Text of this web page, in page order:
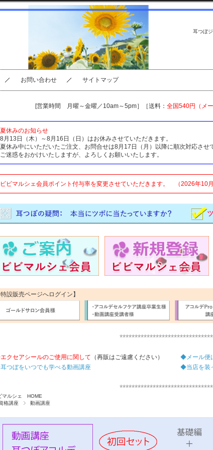
耳つぼ
お問い合わせ サイトマップ
[営業時間 月曜～金曜／10am～5pm］［送料： 全国540円（メ
夏休みのお知らせ
8月13日（木）～8月16日（日）はお休みさせていただきます。
夏休み中にいただいたご注文、お問合せは8月17日（月）以降に順次対応させ
ご迷惑をおかけいたしますが、よろしくお願いいたします。
ビビマルシェ会員ポイント付与率を変更させていただきます。 （2026年10月
設販売ページへログイン】
クセアシールのご使用に関して （再販はご遠慮ください）
◆メール便
つぼをいつでも学べる動画講座
◆当店を装
マルシェ HOME
格講座
動画講座